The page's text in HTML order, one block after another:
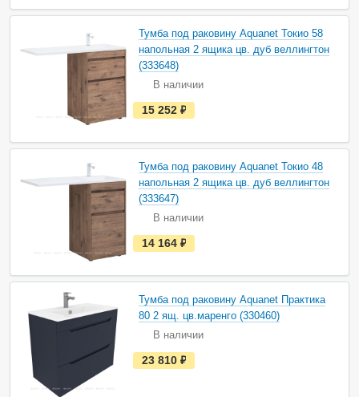
ь
в
н
а
л
и
Тумба под раковину Aquanet Токио 58
напольная 2 ящика цв. дуб веллингтон
(333648)
В наличии
е
с
ь
в
н
а
л
и
15 252
Тумба под раковину Aquanet Токио 48
напольная 2 ящика цв. дуб веллингтон
(333647)
В наличии
е
с
ь
в
н
а
л
ч
и
14 164
Тумба под раковину Aquanet Практика
80 2 ящ. цв.маренго (330460)
В наличии
е
с
23 810